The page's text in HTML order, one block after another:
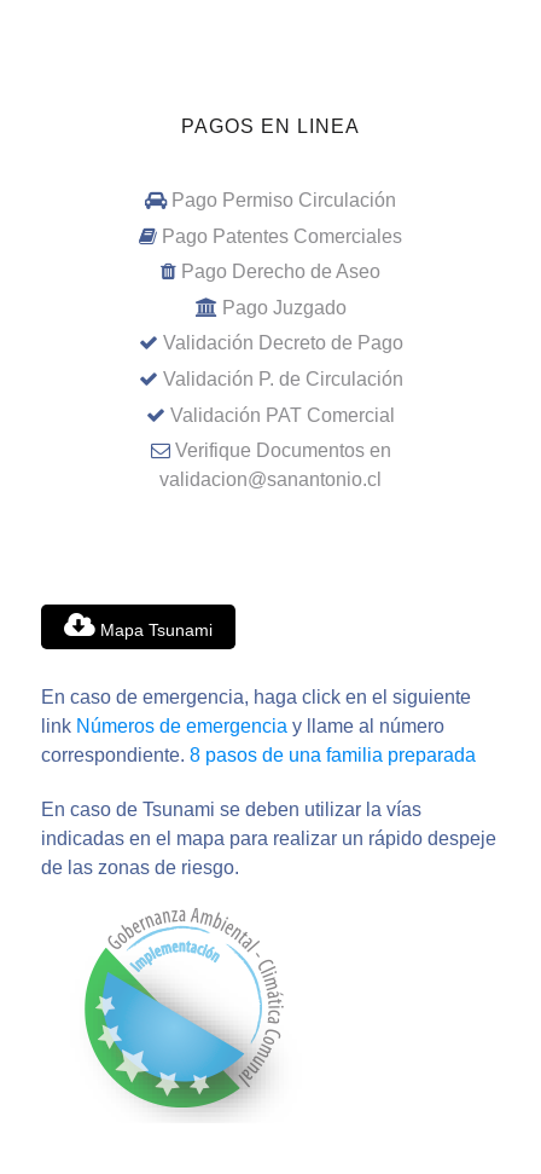
PAGOS EN LINEA
Pago Permiso Circulación
Pago Patentes Comerciales
Pago Derecho de Aseo
Pago Juzgado
Validación Decreto de Pago
Validación P. de Circulación
Validación PAT Comercial
Verifique Documentos en
validacion@sanantonio.cl
Mapa Tsunami
En caso de emergencia, haga click en el siguiente
link Números de emergencia y llame al número
correspondiente. 8 pasos de una familia preparada
En caso de Tsunami se deben utilizar la vías
indicadas en el mapa para realizar un rápido despeje
de las zonas de riesgo.